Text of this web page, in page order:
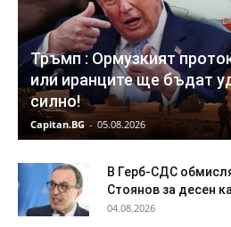
Тръмп : Ормузкият
или иранците ще бъдат
силно!
Capitan.BG - 05.08.2026
В Герб-СДС
Стоянов за десен
04.08.2026